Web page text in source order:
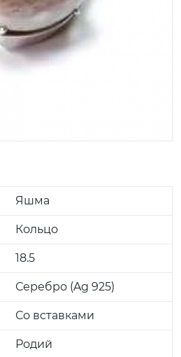
Яшма
Кольцо
18.5
Серебро (Ag 925)
Со вставками
Родий